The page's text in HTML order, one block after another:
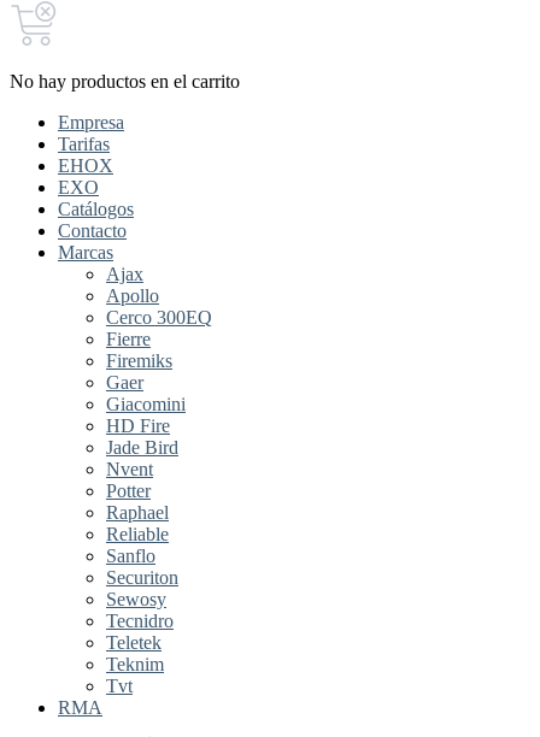
No hay productos en el carrito
Empresa
Tarifas
EHOX
EXO
Catálogos
Contacto
Marcas
Ajax
Apollo
Cerco 300EQ
Fierre
Firemiks
Gaer
Giacomini
HD Fire
Jade Bird
Nvent
Potter
Raphael
Reliable
Sanflo
Securiton
Sewosy
Tecnidro
Teletek
Teknim
Tvt
RMA